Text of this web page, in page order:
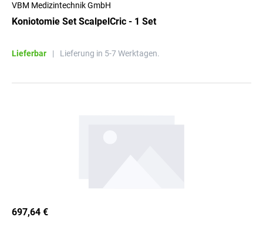
VBM Medizintechnik GmbH
Koniotomie Set ScalpelCric - 1 Set
Lieferbar | Lieferung in 5-7 Werktagen.
697,64 €